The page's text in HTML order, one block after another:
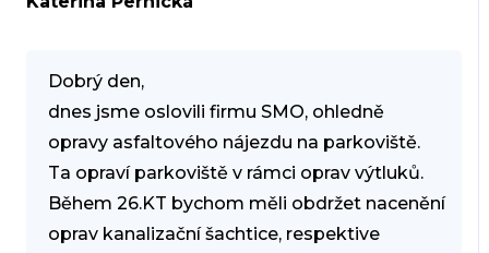
Dobrý den,
dnes jsme oslovili firmu SMO, ohledně
opravy asfaltového nájezdu na parkoviště.
Ta opraví parkoviště v rámci oprav výtluků.
Během 26.KT bychom měli obdržet nacenění
oprav kanalizační šachtice, respektive